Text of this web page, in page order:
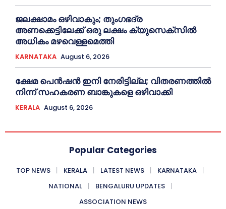
ജലക്ഷാമം ഒഴിവാകും; തുംഗഭദ്ര
അണക്കെട്ടിലേക്ക് ഒരു ലക്ഷം ക്യുസെക്സില്‍
അധികം മഴവെള്ളമെത്തി
KARNATAKA August 6, 2026
ക്ഷേമ പെൻഷൻ ഇനി നേരിട്ടില്ല; വിതരണത്തിൽ
നിന്ന് സഹകരണ ബാങ്കുകളെ ഒഴിവാക്കി
KERALA August 6, 2026
Popular Categories
TOP NEWS KERALA LATEST NEWS
KARNATAKA
NATIONAL
BENGALURU UPDATES
ASSOCIATION NEWS